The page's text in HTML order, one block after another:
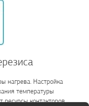
нагрева. Настройка
температуры
контакторов.